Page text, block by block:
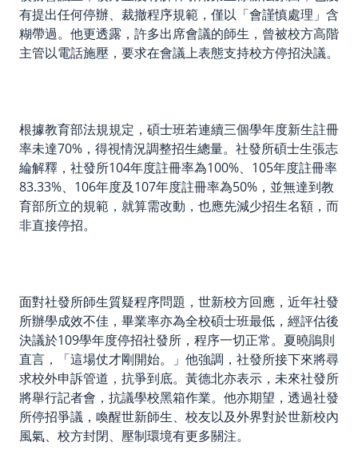
有提出任何停辦、裁撤程序規範，僅以「會謹慎處理」含
糊帶過。他更透露，許多出席會議的師生，曾被校方高階
主管以電話施壓，要求在會議上表態支持校方停招決議。
根據教育部法規規定，碩士班若連續三個學年度新生註冊
率未達70%，得視情況調整招生總量。社發所碩士生張志
綸解釋，社發所104年度註冊率為100%、105年度註冊率
83.33%、106年度及107年度註冊率為50%，並無達到教
育部所立的規範，就算需改動，也應先減少招生名額，而
非直接停招。
面對社發所師生質疑程序問題，世新校方回應，近年社發
所辦學成效不佳，畢業率亦為全校碩士班最低，經評估後
決議於109學年度停招社發所，程序一切正常。夏曉鵑則
直言，「這場仗才剛開始。」他強調，社發所接下來將尋
求校外申訴管道，抗爭到底。黃德北亦表示，未來社發所
將舉行記者會，抗議學校黑箱作業。他亦期望，透過社發
所停招爭議，喚醒世新師生、校友以及外界對於世新校內
風氣、校方封閉、壓制環境有更多關注。